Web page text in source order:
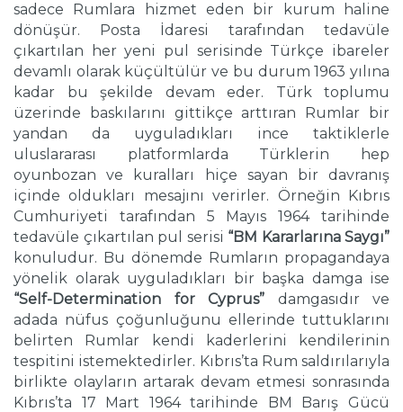
sadece Rumlara hizmet eden bir kurum haline
dönüşür. Posta İdaresi tarafından tedavüle
çıkartılan her yeni pul serisinde Türkçe ibareler
devamlı olarak küçültülür ve bu durum 1963 yılına
kadar bu şekilde devam eder. Türk toplumu
üzerinde baskılarını gittikçe arttıran Rumlar bir
yandan da uyguladıkları ince taktiklerle
uluslararası platformlarda Türklerin hep
oyunbozan ve kuralları hiçe sayan bir davranış
içinde oldukları mesajını verirler. Örneğin Kıbrıs
Cumhuriyeti tarafından 5 Mayıs 1964 tarihinde
tedavüle çıkartılan pul serisi “BM Kararlarına Saygı”
konuludur. Bu dönemde Rumların propagandaya
yönelik olarak uyguladıkları bir başka damga ise
“Self-Determination for Cyprus” damgasıdır ve
adada nüfus çoğunluğunu ellerinde tuttuklarını
belirten Rumlar kendi kaderlerini kendilerinin
tespitini istemektedirler. Kıbrıs’ta Rum saldırılarıyla
birlikte olayların artarak devam etmesi sonrasında
Kıbrıs’ta 17 Mart 1964 tarihinde BM Barış Gücü